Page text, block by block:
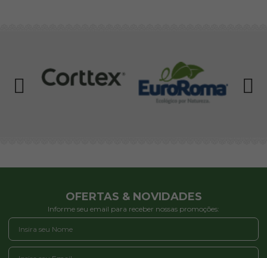
OFERTAS & NOVIDADES
Informe seu email para receber nossas promoções: